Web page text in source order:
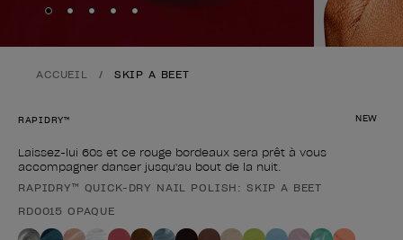
Skip to slide
Skip to slide
Skip to slide
Skip to slide
Skip to slide
ACCUEIL SKIP A BEET
NEW
RAPIDRY™
Laissez-lui 60s et ce rouge bordeaux sera prêt à vous
accompagner danser jusqu'au bout de la nuit.
Forme du produit
RAPIDRY™ QUICK-DRY NAIL POLISH: SKIP A BEET
RD0015 OPAQUE